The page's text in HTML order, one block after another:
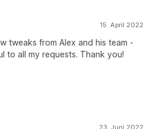
15. April 2022
tweaks from Alex and his team -
to all my requests. Thank you!